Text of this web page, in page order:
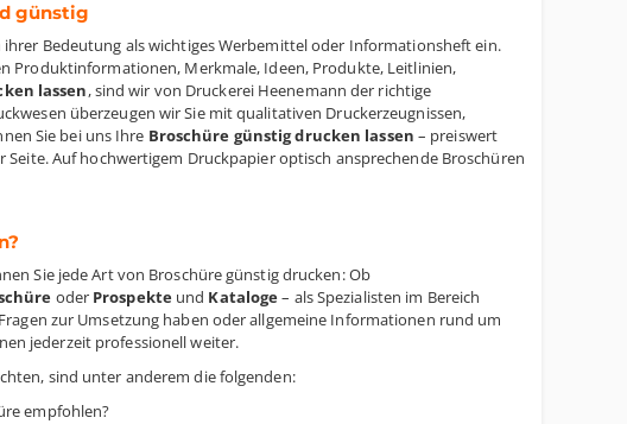
günstig
Bedeutung als wichtiges Werbemittel oder Informationsheft ein.
Produktinformationen, Merkmale, Ideen, Produkte, Leitlinien,
lassen, sind wir von Druckerei Heenemann der richtige
überzeugen wir Sie mit qualitativen Druckerzeugnissen,
Sie bei uns Ihre Broschüre günstig drucken lassen – preiswert
Auf hochwertigem Druckpapier optisch ansprechende Broschüren
Sie jede Art von Broschüre günstig drucken: Ob
oder Prospekteund Kataloge– als Spezialisten im Bereich
zur Umsetzung haben oder allgemeine Informationen rund um
jederzeit professionell weiter.
sind unter anderem die folgenden:
empfohlen?